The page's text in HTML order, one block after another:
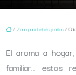
/ Zona para bebés y niños /
El aroma a
familiar… estos